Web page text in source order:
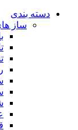
دسته بندی
ساز